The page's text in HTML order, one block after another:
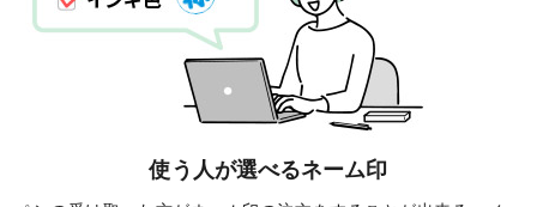
使う人が選べるネーム印